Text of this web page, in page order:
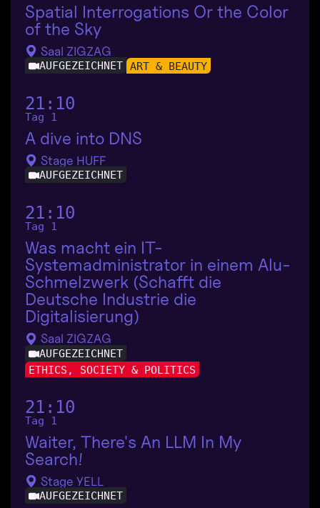
Spatial Interrogations Or the Color
of the Sky
Saal ZIGZAG
AUFGEZEICHNET ART & BEAUTY
21:10
Tag 1
A dive into DNS
Stage HUFF
AUFGEZEICHNET
21:10
Tag 1
Was macht ein IT-
Systemadministrator in einem Alu-
Schmelzwerk (Schafft die
Deutsche Industrie die
Digitalisierung)
Saal ZIGZAG
AUFGEZEICHNET
ETHICS, SOCIETY & POLITICS
21:10
Tag 1
Waiter, There's An LLM In My
Search!
Stage YELL
AUFGEZEICHNET